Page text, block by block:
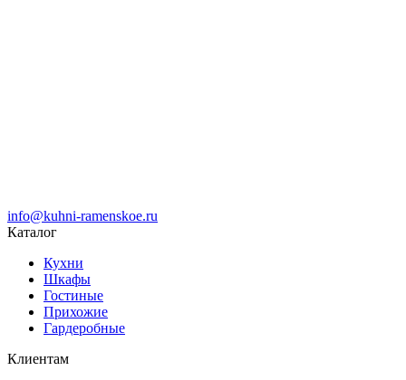
info@kuhni-ramenskoe.ru
Каталог
Кухни
Шкафы
Гостиные
Прихожие
Гардеробные
Клиентам